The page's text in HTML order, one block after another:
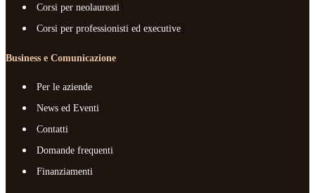
Corsi per neolaureati
Corsi per professionisti ed executive
Business e Comunicazione
Per le aziende
News ed Eventi
Contatti
Domande frequenti
Finanziamenti